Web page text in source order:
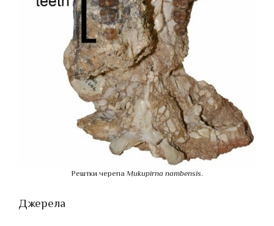
Рештки черепа Mukupirna nambensis.
Джерела